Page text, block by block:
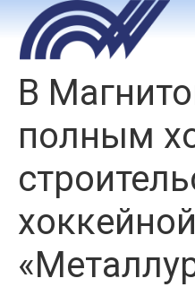
В
полным